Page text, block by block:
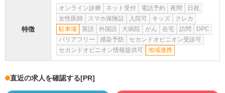
特徴
オンライン診療 ネット受付 電話予約 夜間
日祝
女性医師
スマホ保険証 入院可 キッズ
クレカ
駐車場
英語 外国語 大病院 がん 在宅 訪問
DPC
バリアフリー
感染予防
セカンドオピニオン受診可
セカンドオピニオン情報提供可
地域連携
直近の求人を確認する[PR]